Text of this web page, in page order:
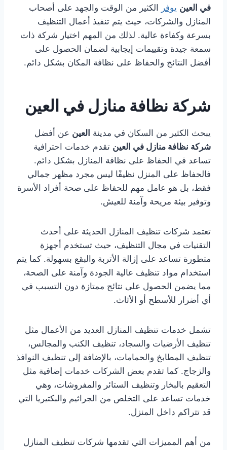
في العين يوفر
الكثير من الوقت والجهد على أصحاب
المنازل والشركات، حيث يتم تنفيذ أعمال التنظيف
بسرعة وكفاءة عالية. لذلك من المهم اختيار شركة ذات
سمعة جيدة وتقييمات إيجابية لضمان الحصول على
أفضل النتائج والحفاظ على نظافة المكان بشكل دائم.
شركة نظافة منازل في العين
يبحث الكثير من السكان في مدينة العين عن أفضل
شركة نظافة منازل في العين تقدم خدمات احترافية
تساعد في الحفاظ على نظافة المنازل بشكل دائم.
فالحفاظ على المنزل نظيفًا ليس مجرد مظهر جمالي
فقط، بل هو عامل مهم للحفاظ على صحة أفراد الأسرة
وتوفير بيئة مريحة وآمنة للعيش.
تعتمد شركات تنظيف المنازل الحديثة على أحدث
التقنيات في مجال التنظيف، حيث تستخدم أجهزة
متطورة تساعد على إزالة الأتربة والبقع بسهولة. كما يتم
استخدام مواد تنظيف عالية الجودة وآمنة على الصحة،
مما يضمن الحصول على نتائج ممتازة دون التسبب في
أي أضرار للأسطح أو الأثاث.
تشمل خدمات تنظيف المنازل العديد من الأعمال مثل
تنظيف الأرضيات والسجاد، تنظيف الكنب والمجالس،
تنظيف المطابخ والحمامات، بالإضافة إلى تنظيف النوافذ
والزجاج. كما تقدم بعض الشركات خدمات إضافية مثل
التعقيم بالبخار وتنظيف الستائر والمفروشات، وهي
خدمات تساعد على التخلص من الجراثيم والبكتيريا التي
قد تتراكم داخل المنزل.
من أهم المميزات التي تقدمها شركات تنظيف المنازل